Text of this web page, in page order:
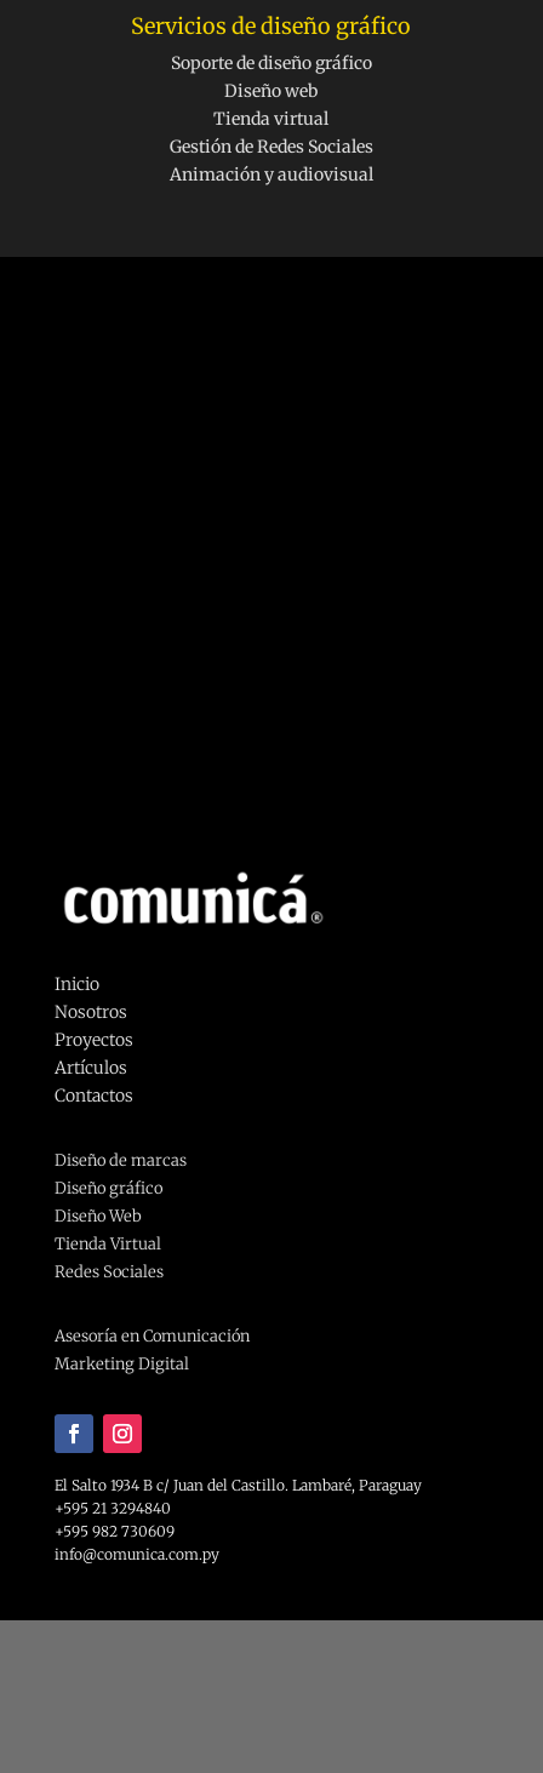
Servicios de diseño gráfico
Soporte de diseño gráfico
Diseño web
Tienda virtual
Gestión de Redes Sociales
Animación y audiovisual
Inicio
Nosotros
Proyectos
Artículos
Contactos
Diseño de marcas
Diseño gráfico
Diseño Web
Tienda Virtual
Redes Sociales
Asesoría en Comunicación
Marketing Digital
El Salto 1934 B c/ Juan del Castillo. Lambaré, Paraguay
+595 21 3294840
+595 982 730609
info@comunica.com.py